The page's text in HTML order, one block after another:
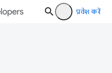
प्रवेश करें